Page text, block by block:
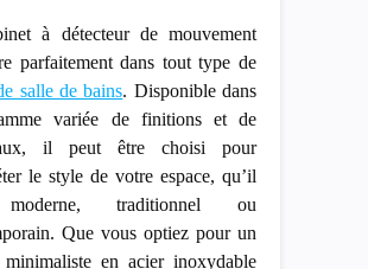
à détecteur de mouvement
parfaitement dans tout type de
salle de bains. Disponible dans
variée de finitions et de
il peut être choisi pour
le style de votre espace, qu’il
traditionnel ou
Que vous optiez pour un
minimaliste en acier inoxydable